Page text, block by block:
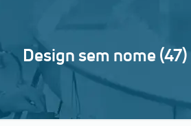
Design sem nome (47)